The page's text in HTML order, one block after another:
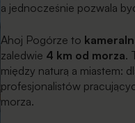
a jednocześnie pozwala
Ahoj Pogórze to
zaledwie 4 km od morza.
między naturą a miastem:
profesjonalistów
morza.